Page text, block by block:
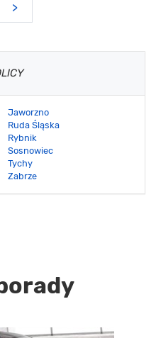
>
Jaworzno
Ruda Śląska
Rybnik
Sosnowiec
Tychy
Zabrze